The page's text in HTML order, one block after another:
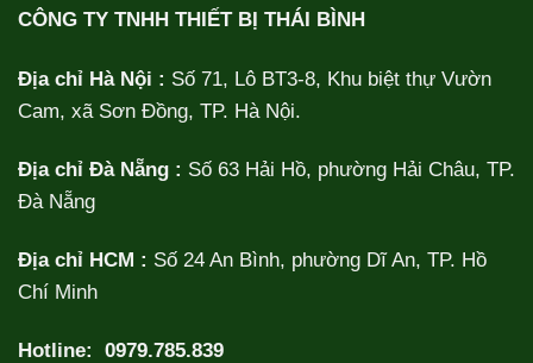
CÔNG TY TNHH THIẾT BỊ THÁI BÌNH
Địa chỉ Hà Nội : Số 71, Lô BT3-8, Khu biệt thự Vườn
Cam, xã Sơn Đồng, TP. Hà Nội.
Địa chỉ Đà Nẵng : Số 63 Hải Hồ, phường Hải Châu, TP.
Đà Nẵng
Địa chỉ HCM : Số 24 An Bình, phường Dĩ An, TP. Hồ
Chí Minh
Hotline: 0979.785.839